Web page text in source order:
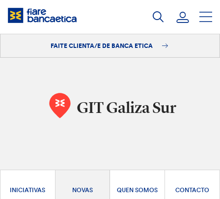
Saltar
FAITE CLIENTA/E DE BANCA ETICA
GIT Galiza Sur
INICIATIVAS NOVAS QUEN SOMOS CONTACTO